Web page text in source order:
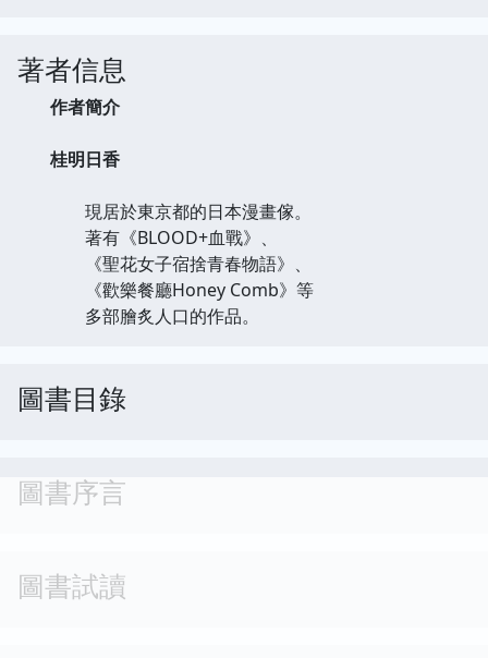
著者信息
作者簡介
桂明日香
現居於東京都的日本漫畫傢。
著有《BLOOD+血戰》、
《聖花女子宿捨青春物語》、
《歡樂餐廳Honey Comb》等
多部膾炙人口的作品。
圖書目錄
圖書序言
圖書試讀